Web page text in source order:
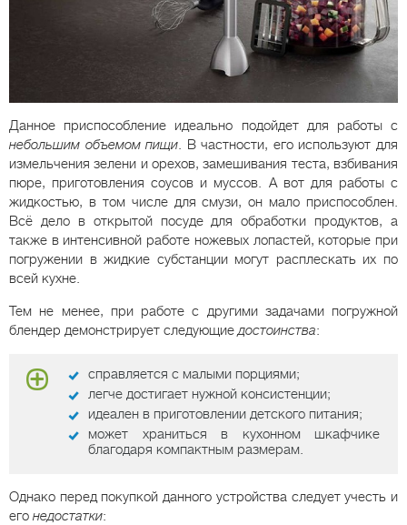
Данное приспособление идеально подойдет для работы с
небольшим объемом пищи. В частности, его используют для
измельчения зелени и орехов, замешивания теста, взбивания
пюре, приготовления соусов и муссов. А вот для работы с
жидкостью, в том числе для смузи, он мало приспособлен.
Всё дело в открытой посуде для обработки продуктов, а
также в интенсивной работе ножевых лопастей, которые при
погружении в жидкие субстанции могут расплескать их по
всей кухне.
Тем не менее, при работе с другими задачами погружной
блендер демонстрирует следующиедостоинства:
справляется с малыми порциями;
легче достигает нужной консистенции;
идеален в приготовлении детского питания;
может храниться в кухонном шкафчике
благодаря компактным размерам.
Однако перед покупкой данного устройства следует учесть и
его недостатки: